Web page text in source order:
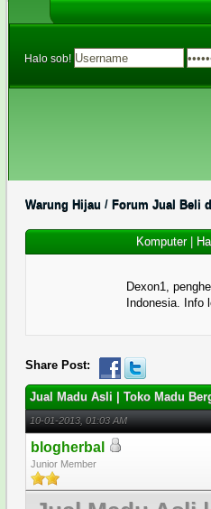
Halo sob!
Warung Hijau / Forum Jual Beli
Komputer|
Dexon1,
Indonesia. Info
Share Post:
Jual Madu Asli | Toko Madu
10-01-2013, 01:03 AM
blogherbal
Junior Member